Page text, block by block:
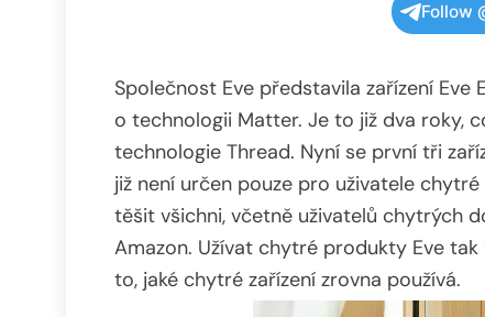
Follow
Společnost Eve představila zařízení Eve
o technologii Matter. Je to již dva roky,
technologie Thread. Nyní se první tři
již není určen pouze pro uživatele
těšit všichni, včetně uživatelů chytrých
Amazon. Užívat chytré produkty Eve
to, jaké chytré zařízení zrovna používá.